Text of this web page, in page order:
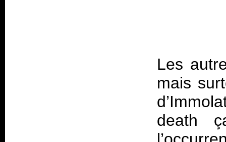
Les
mais
death